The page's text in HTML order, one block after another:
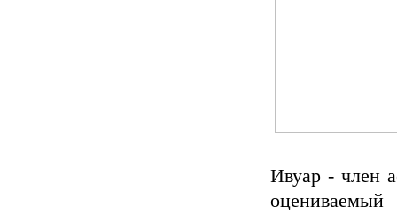
Ивуар - член